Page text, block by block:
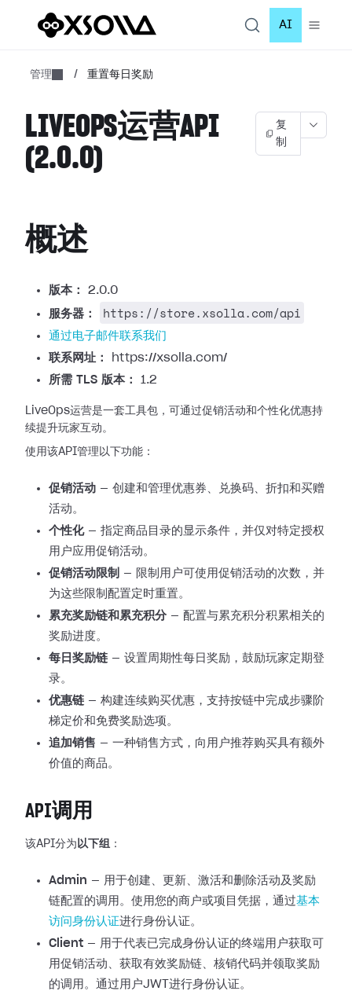
AI
管理 / 重置每日奖励
LIVEOPS运营API
(2.0.0)
复
制
概述
版本：
2.0.0
服务器：
https://store.xsolla.com/api
通过电子邮件联系我们
联系网址：
https://xsolla.com/
所需 TLS 版本：
1.2
LiveOps运营是一套工具包，可通过促销活动和个性化优惠持
续提升玩家互动。
使用该API管理以下功能：
促销活动 — 创建和管理优惠券、兑换码、折扣和买赠
活动。
个性化— 指定商品目录的显示条件，并仅对特定授权
用户应用促销活动。
促销活动限制 — 限制用户可使用促销活动的次数，并
为这些限制配置定时重置。
累充奖励链和累充积分 — 配置与累充积分积累相关的
奖励进度。
每日奖励链 — 设置周期性每日奖励，鼓励玩家定期登
录。
优惠链 — 构建连续购买优惠，支持按链中完成步骤阶
梯定价和免费奖励选项。
追加销售 — 一种销售方式，向用户推荐购买具有额外
价值的商品。
API调用
该API分为以下组 ：
Admin — 用于创建、更新、激活和删除活动及奖励
链配置的调用。使用您的商户或项目凭据，通过基本
访问身份认证进行身份认证。
Client — 用于代表已完成身份认证的终端用户获取可
用促销活动、获取有效奖励链、核销代码并领取奖励
的调用。通过用户JWT进行身份认证。